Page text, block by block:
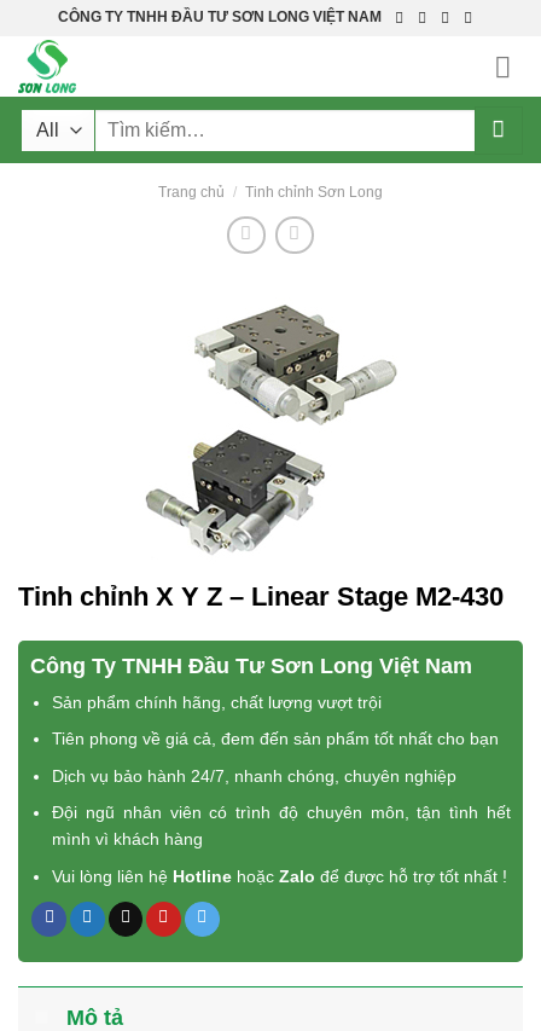
content
CÔNG TY TNHH ĐẦU TƯ SƠN LONG VIỆT NAM
Tìm
Trang chủ / Tinh chỉnh Sơn Long
Tinh chỉnh X Y Z – Linear Stage M2-430
Công Ty TNHH Đầu Tư Sơn Long Việt Nam
Sản phẩm chính hãng, chất lượng vượt trội
Tiên phong về giá cả, đem đến sản phẩm tốt nhất cho bạn
Dịch vụ bảo hành 24/7, nhanh chóng, chuyên nghiệp
Đội ngũ nhân viên có trình độ chuyên môn, tận tình hết
mình vì khách hàng
Vui lòng liên hệ Hotline hoặcZalo để được hỗ trợ tốt nhất !
Mô tả